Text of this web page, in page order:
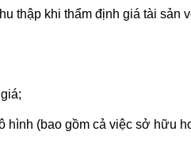
thập khi thẩm định giá tài
hình (bao gồm cả việc sở hữu